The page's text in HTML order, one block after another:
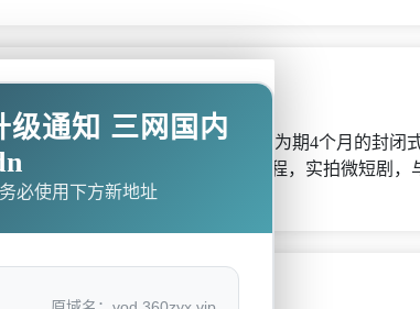
所与众不同的 “演员学院”，进行为期4个月的封闭
员们也将真实体验影视拍摄全过程，实拍微短剧，
梦想之路继续迈进！
级通知 三网国内
必使用下方新地址